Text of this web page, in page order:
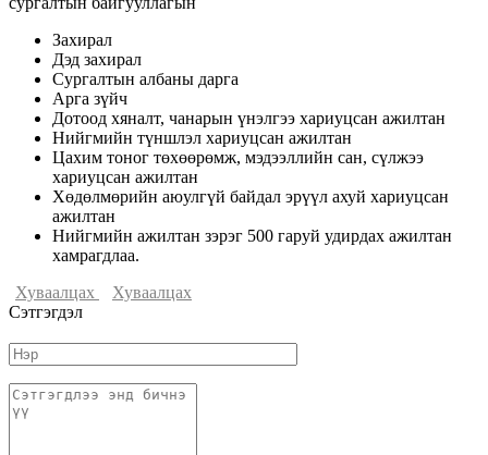
Захирал
Дэд захирал
Сургалтын албаны дарга
Арга зүйч
Дотоод хяналт, чанарын үнэлгээ хариуцсан ажилтан
Нийгмийн түншлэл хариуцсан ажилтан
Цахим тоног төхөөрөмж, мэдээллийн сан, сүлжээ
хариуцсан ажилтан
Хөдөлмөрийн аюулгүй байдал эрүүл ахуй хариуцсан
ажилтан
Нийгмийн ажилтан зэрэг 500 гаруй удирдах ажилтан
хамрагдлаа.
Хуваалцах
Хуваалцах
Сэтгэгдэл